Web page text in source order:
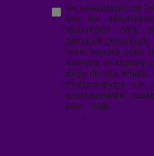
En soumettant ce
que les
exploitées* dans
demande de contact.
Vous pouvez vous
moment en cliquant
page de nos
d'informations sur
confidentialité,
site web